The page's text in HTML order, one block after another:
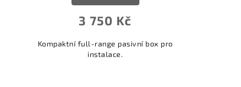
3 750 Kč
Kompaktní full-range pasivní box pro
instalace.